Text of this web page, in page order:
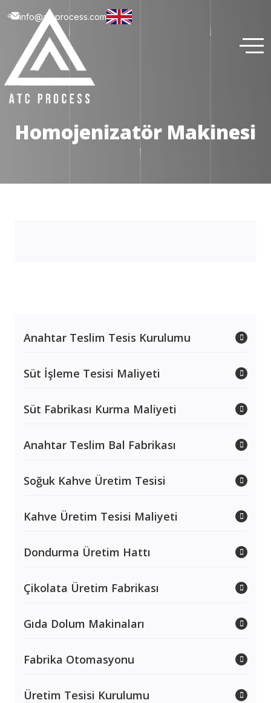
info@atcprocess.com
Homojenizatör Makinesi
Anahtar Teslim Tesis Kurulumu
Süt İşleme Tesisi Maliyeti
Süt Fabrikası Kurma Maliyeti
Anahtar Teslim Bal Fabrikası
Soğuk Kahve Üretim Tesisi
Kahve Üretim Tesisi Maliyeti
Dondurma Üretim Hattı
Çikolata Üretim Fabrikası
Gıda Dolum Makinaları
Fabrika Otomasyonu
Üretim Tesisi Kurulumu